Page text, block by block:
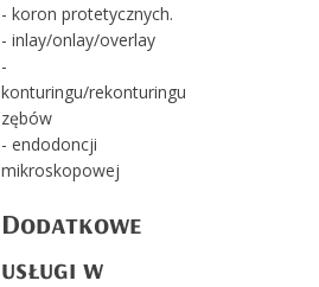
- koron protetycznych.
- inlay/onlay/overlay
-
konturingu/rekonturingu
zębów
- endodoncji
mikroskopowej
Dodatkowe
usługi w